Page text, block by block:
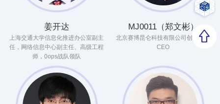
姜开达
上海交通大学信息化推进办公室副主
任，网络信息中心副主任、高级工程
师，0ops战队领队
MJ0011（郑文彬）
北京赛博昆仑科技有限公司创始人兼
CEO